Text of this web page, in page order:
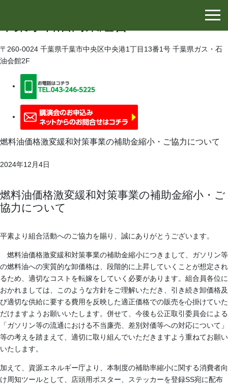
〒260-0024 千葉県千葉市中央区中央港1丁目13番1号 千葉県ガス・石
油会館2F
燃料油価格激変緩和対策事業の補助金縮小・ご協力について
2024年12月4日
燃料油価格激変緩和対策事業の補助金縮小・ご
協力について
平素より組合活動へのご協力を賜り、誠にありがとうございます。
燃料油価格激変緩和対策事業の補助金縮小につきまして、ガソリン等
の燃料油への実質的な卸価格は、段階的に上昇していくことが想定され
るため、適切なコストを転嫁をしていく必要があります。組合員各位に
おかれましては、このような方針をご理解いただき、引き続き卸価格及
び適切な供給に要する費用を反映した適正価格での販売を心掛けていた
だけますようお願いいたします。併せて、今後も公正取引委員会による
「ガソリン等の流通における不当廉売、差別対価等への対応について」
等の考えを踏まえて、適切に取り組んでいただきますよう重ねてお願い
いたします。
加えて、資源エネルギー庁より、本制度の補助率縮小に関する消費者向
け周知ツールとして、店頭用ポスター、ステッカーを登録SS宛に配布